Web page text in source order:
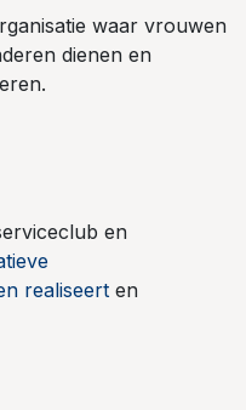
waar vrouwen
dienen en
en
realiseert en